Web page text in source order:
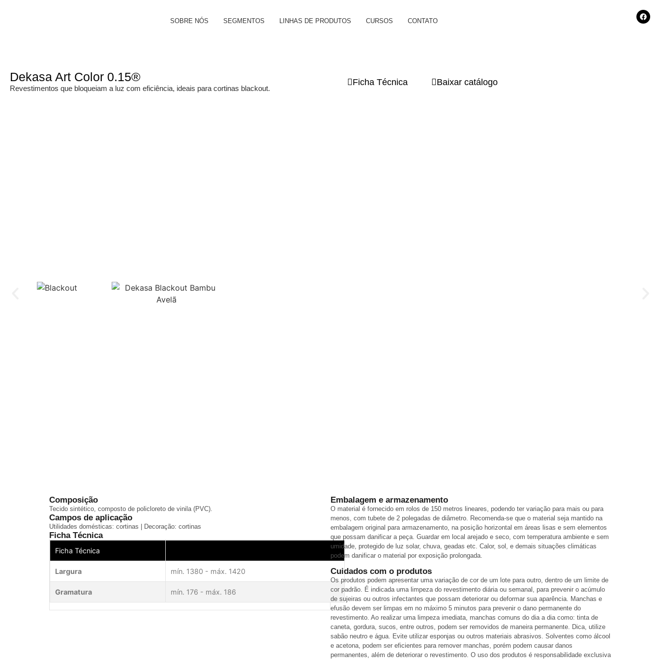
SOBRE NÓS SEGMENTOS LINHAS DE PRODUTOS CURSOS CONTATO
Dekasa Art Color 0.15®
Revestimentos que bloqueiam a luz com eficiência, ideais para cortinas blackout.
Ficha Técnica Baixar catálogo
Composição
Tecido sintético, composto de policloreto de vinila (PVC).
Campos de aplicação
Utilidades domésticas: cortinas | Decoração: cortinas
Ficha Técnica
Ficha Técnica
Largura mín. 1380 - máx. 1420
Gramatura mín. 176 - máx. 186
Embalagem e armazenamento
O material é fornecido em rolos de 150 metros lineares, podendo ter variação para mais ou para
menos, com tubete de 2 polegadas de diâmetro. Recomenda-se que o material seja mantido na
embalagem original para armazenamento, na posição horizontal em áreas lisas e sem elementos
que possam danificar a peça. Guardar em local arejado e seco, com temperatura ambiente e sem
umidade, protegido de luz solar, chuva, geadas etc. Calor, sol, e demais situações climáticas
podem danificar o material por exposição prolongada.
Cuidados com o produtos
Os produtos podem apresentar uma variação de cor de um lote para outro, dentro de um limite de
cor padrão. É indicada uma limpeza do revestimento diária ou semanal, para prevenir o acúmulo
de sujeiras ou outros infectantes que possam deteriorar ou deformar sua aparência. Manchas e
efusão devem ser limpas em no máximo 5 minutos para prevenir o dano permanente do
revestimento. Ao realizar uma limpeza imediata, manchas comuns do dia a dia como: tinta de
caneta, gordura, sucos, entre outros, podem ser removidos de maneira permanente. Dica, utilize
sabão neutro e água. Evite utilizar esponjas ou outros materiais abrasivos. Solventes como álcool
e acetona, podem ser eficientes para remover manchas, porém podem causar danos
permanentes, além de deteriorar o revestimento. O uso dos produtos é responsabilidade exclusiva